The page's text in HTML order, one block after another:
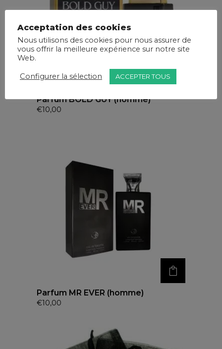
Parfum BOLD GUY (homme)
€10,00
Parfum MR EVER (homme)
€10,00
Acceptation des cookies
Nous utilisons des cookies pour nous assurer de
vous offrir la meilleure expérience sur notre site
Web.
Configurer la sélection ACCEPTER TOUS